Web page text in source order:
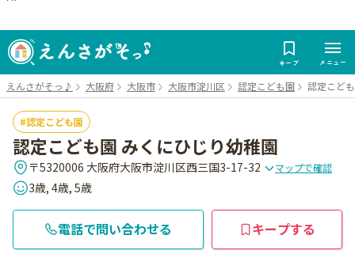
キープ メニュー
えんさがそっ♪ 大阪府 大阪市 大阪市淀川区 認定こども園 認定こど
認定こども園
認定こども園 みくにひじり幼稚園
〒5320006 大阪府大阪市淀川区西三国3-17-32 マップで確認
3歳, 4歳, 5歳
電話で問い合わせる キープする